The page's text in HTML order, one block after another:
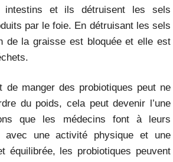
intestins et ils détruisent les sels
par le foie. En détruisant les sels
de la graisse est bloquée et elle est
de manger des probiotiques peut ne
du poids, cela peut devenir l’une
que les médecins font à leurs
avec une activité physique et une
équilibrée, les probiotiques peuvent